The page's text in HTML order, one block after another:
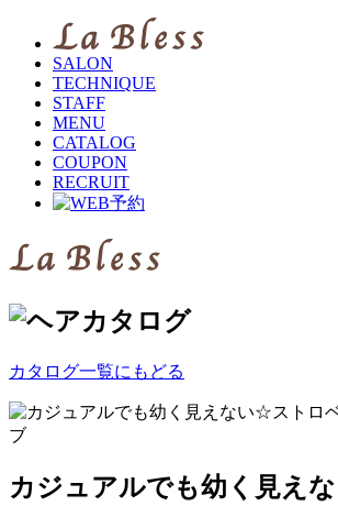
SALON
TECHNIQUE
STAFF
MENU
CATALOG
COUPON
RECRUIT
カタログ一覧にもどる
カジュアルでも幼く見え